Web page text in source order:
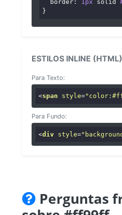
border : 1px solid
}
ESTILOS INLINE (HTML)
Para Texto:
<span style=
Para Fundo:
<div style=
Perguntas